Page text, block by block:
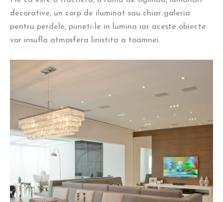
decorative, un corp de iluminat sau chiar galeria
pentru perdele, puneti-le in lumina iar aceste obiecte
vor insufla atmosfera linistita a toamnei.